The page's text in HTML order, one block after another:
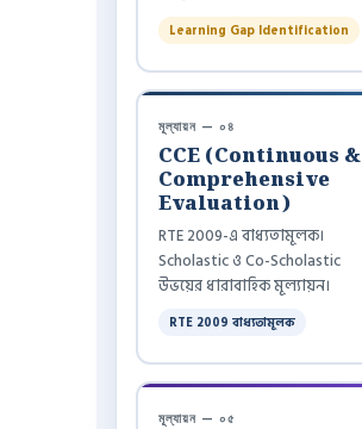
Learning Gap Identification
মূল্যায়ন — ০৪
CCE (Continuous &
Comprehensive
Evaluation)
RTE 2009-এ বাধ্যতামূলক।
Scholastic ও Co-Scholastic
উভয়ের ধারাবাহিক মূল্যায়ন।
RTE 2009 বাধ্যতামূলক
মূল্যায়ন — ০৫